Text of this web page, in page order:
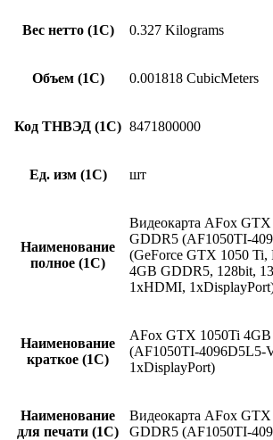
Вес нетто (1С) 0.327 Kilograms
Объем (1С) 0.001818 CubicMeters
Код ТНВЭД (1С) 8471800000
Ед. изм (1С) шт
Наименование
полное (1С)
Видеокарта AFox
GDDR5 (AF1050TI-
(GeForce GTX 1050 Ti,
4GB GDDR5, 128bit,
1хHDMI,
Наименование
краткое (1C)
AFox GTX 1050Ti
(AF1050TI-4096D5L5-
1хDisplayPort)
Наименование
для печати (1С)
Видеокарта AFox
GDDR5 (AF1050TI-